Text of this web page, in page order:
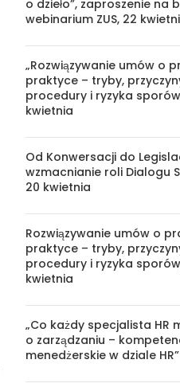
o dzieło”, zaproszenie na
webinarium ZUS, 22
„Rozwiązywanie umów o
praktyce – tryby,
procedury i ryzyka
kwietnia
Od Konwersacji do
wzmacnianie roli Dialogu
20 kwietnia
Rozwiązywanie umów o
praktyce – tryby,
procedury i ryzyka
kwietnia
„Co każdy specjalista HR
o zarządzaniu –
menedżerskie w dziale HR”